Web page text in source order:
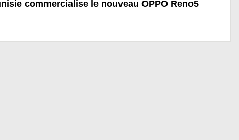
commercialise le nouveau OPPO Reno5